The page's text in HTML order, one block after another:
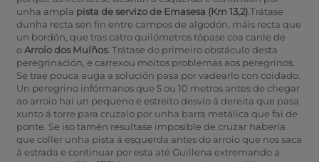
unha ampla pista de servizo de Emasesa (Km 13,2).Trátase
dunha recta sen fin entre campos de algodón, máis recta que
un bordón, que tras catro quilómetros tópase coa canle de
oArroio dos Muíños. Trátase do primeiro obstáculo desta
peregrinación, e carrexou moitos problemas aos peregrinos.
Se trae pouca auga a solución pasa por vadearlo con coidado.
Un peregrino infórmanos que 5 ou 10 metros antes de chegar
ao arroio hai un pequeno e estreito desvío á dereita que pasa
xunto á torre para cruzalo por unha barra metálica que fai de
ponte. Se iso tamén resultase imposible de cruzar habería
que coller unha pista á esquerda antes do arroio que nos saca
á estrada e continuar por esta até Guillena extremando a